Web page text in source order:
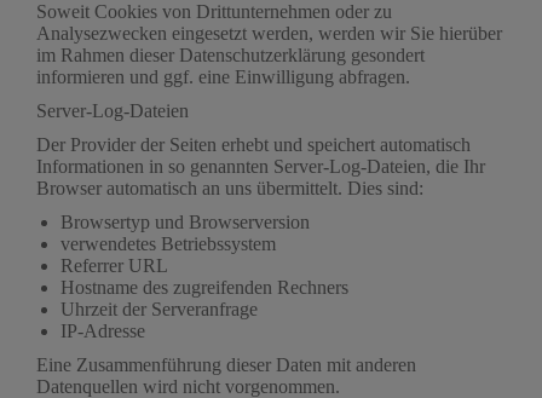
Soweit Cookies von Drittunternehmen oder zu
Analysezwecken eingesetzt werden, werden wir Sie hierüber
im Rahmen dieser Datenschutzerklärung gesondert
informieren und ggf. eine Einwilligung abfragen.
Server-Log-Dateien
Der Provider der Seiten erhebt und speichert automatisch
Informationen in so genannten Server-Log-Dateien, die Ihr
Browser automatisch an uns übermittelt. Dies sind:
Browsertyp und Browserversion
verwendetes Betriebssystem
Referrer URL
Hostname des zugreifenden Rechners
Uhrzeit der Serveranfrage
IP-Adresse
Eine Zusammenführung dieser Daten mit anderen
Datenquellen wird nicht vorgenommen.